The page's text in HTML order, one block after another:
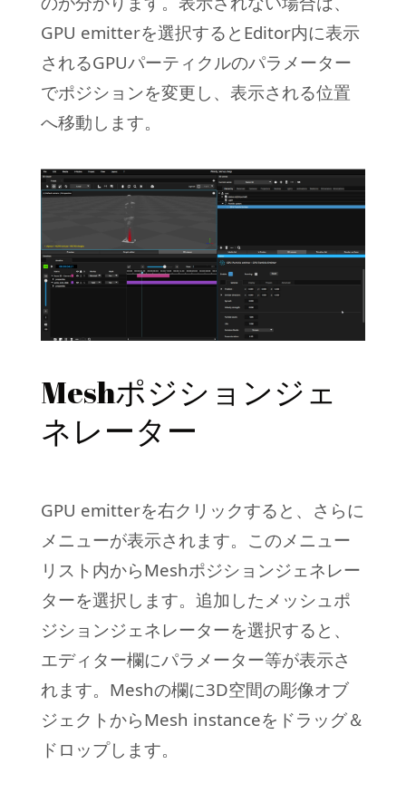
GPU emitterを選択するとEditor内に表示
されるGPUパーティクルのパラメーター
でポジションを変更し、表示される位置
へ移動します。
Meshポジションジェ
ネレーター
GPU emitterを右クリックすると、さらに
メニューが表示されます。このメニュー
リスト内からMeshポジションジェネレー
ターを選択します。追加したメッシュポ
ジションジェネレーターを選択すると、
エディター欄にパラメーター等が表示さ
れます。Meshの欄に3D空間の彫像オブ
ジェクトからMesh instanceをドラッグ＆
ドロップします。